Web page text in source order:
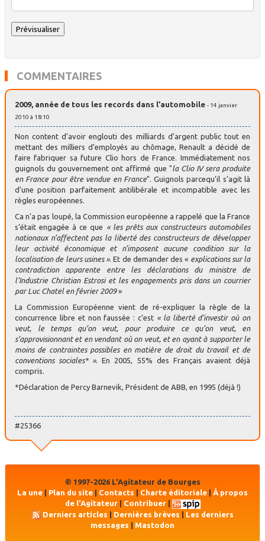
COMMENTAIRES
2009, année de tous les records dans l’automobile - 14 janvier
2010 à 18:10
Non content d’avoir englouti des milliards d’argent public tout en
mettant des milliers d’employés au chômage, Renault a décidé de
faire fabriquer sa future Clio hors de France. Immédiatement nos
guignols du gouvernement ont affirmé que "la Clio IV sera produite
en France pour être vendue en France". Guignols parcequ’il s’agit là
d’une position parfaitement antilibérale et incompatible avec les
règles européennes.
Ca n’a pas loupé, la Commission européenne a rappelé que la France
s’était engagée à ce que « les prêts aux constructeurs automobiles
nationaux n’affectent pas la liberté des constructeurs de développer
leur activité économique et n’imposent aucune condition sur la
localisation de leurs usines ». Et de demander des « explications sur la
contradiction apparente entre les déclarations du ministre de
l’Industrie Christian Estrosi et les engagements pris dans un courrier
par Luc Chatel en février 2009»
La Commission Européenne vient de ré-expliquer la règle de la
concurrence libre et non faussée : c’est « la liberté d’investir où on
veut, le temps qu’on veut, pour produire ce qu’on veut, en
s’approvisionnant et en vendant où on veut, et en ayant à supporter le
moins de contraintes possibles en matière de droit du travail et de
conventions sociales* ». En 2005, 55% des Français avaient déjà
compris.
*Déclaration de Percy Barnevik, Président de ABB, en 1995 (déjà !)
#25366
© 1997-2026 L'Agitateur de Bourges
La une
Plan du site Contacts Charte éditoriale
À propos
de l'Agitateur| Contribuer|
Derniers articles | Dernières brèves | Les derniers
messages
Mastodon